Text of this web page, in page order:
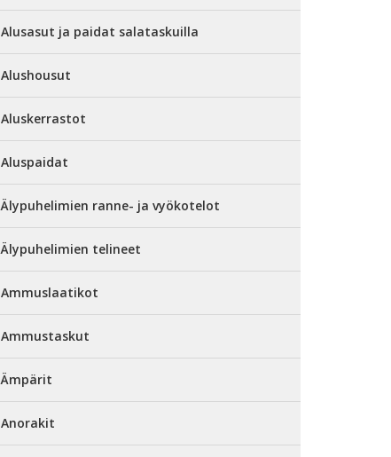
Alusasut ja paidat salataskuilla
Alushousut
Aluskerrastot
Aluspaidat
Älypuhelimien ranne- ja vyökotelot
Älypuhelimien telineet
Ammuslaatikot
Ammustaskut
Ämpärit
Anorakit